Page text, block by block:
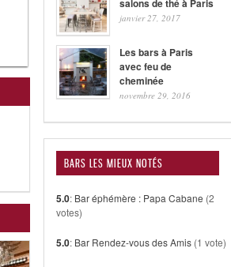
salons de thé à Paris
janvier 27, 2017
Les bars à Paris
avec feu de
cheminée
novembre 29, 2016
BARS LES MIEUX NOTÉS
5.0: Bar éphémère : Papa Cabane (2
votes)
5.0: Bar Rendez-vous des Amis (1 vote)